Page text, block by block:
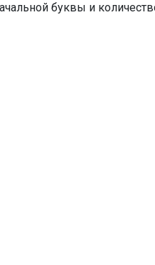
буквы и